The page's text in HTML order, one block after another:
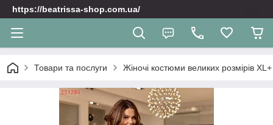
https://beatrissa-shop.com.ua/
Товари та послуги Жіночі костюми великих розмірів